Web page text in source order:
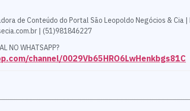
de Conteúdo do Portal São Leopoldo Negócios & Cia
| (51)981846227
NO WHATSAPP?
channel/0029Vb65HRO6LwHenkbgs81C